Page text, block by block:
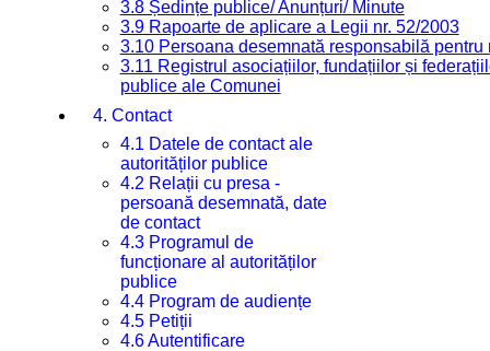
3.8 Ședințe publice/ Anunțuri/ Minute
3.9 Rapoarte de aplicare a Legii nr. 52/2003
3.10 Persoana desemnată responsabilă
3.11 Registrul asociațiilor, fundațiilor și
publice ale Comunei
4. Contact
4.1 Datele de contact ale
autorităților publice
4.2 Relații cu presa -
persoană desemnată, date
de contact
4.3 Programul de
funcționare al autorităților
publice
4.4 Program de audiențe
4.5 Petiții
4.6 Autentificare